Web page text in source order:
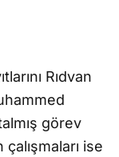
Rıdvan
görev
ise